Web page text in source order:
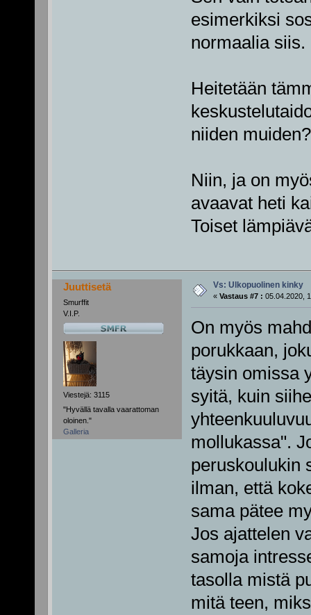
esimerkiksi
normaalia siis.
Heitetään
niiden muiden?
Niin, ja on
avaavat heti
Toiset
Juuttisetä
Smurffit
V.I.P.
Viestejä: 3115
"Hyvällä tavalla vaarattoman
oloinen."
Galleria
Vs: Ulkopuolinen kinky
« Vastaus #7 : 05.04.2020,
On myös
porukkaan,
täysin omissa
syitä, kuin
mollukassa".
peruskoulukin
ilman, että
sama pätee
Jos ajattelen
samoja
tasolla mistä
mitä teen,